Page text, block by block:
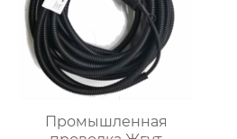
Промышленная